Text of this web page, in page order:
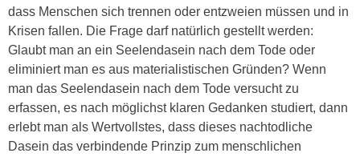
dass Menschen sich trennen oder entzweien müssen und in
Krisen fallen. Die Frage darf natürlich gestellt werden:
Glaubt man an ein Seelendasein nach dem Tode oder
eliminiert man es aus materialistischen Gründen? Wenn
man das Seelendasein nach dem Tode versucht zu
erfassen, es nach möglichst klaren Gedanken studiert, dann
erlebt man als Wertvollstes, dass dieses nachtodliche
Dasein das verbindende Prinzip zum menschlichen